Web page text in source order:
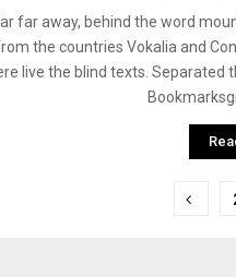
far away, behind the word
the countries Vokalia and
live the blind texts. Separated